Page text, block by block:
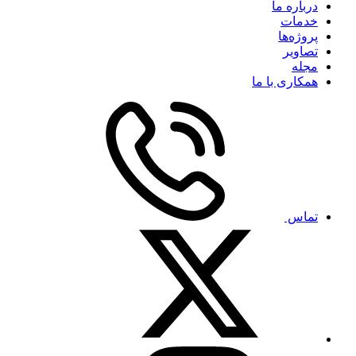
درباره ما
خدمات
پروژه‌ها
تصاویر
مجله
همکاری با ما
تماس